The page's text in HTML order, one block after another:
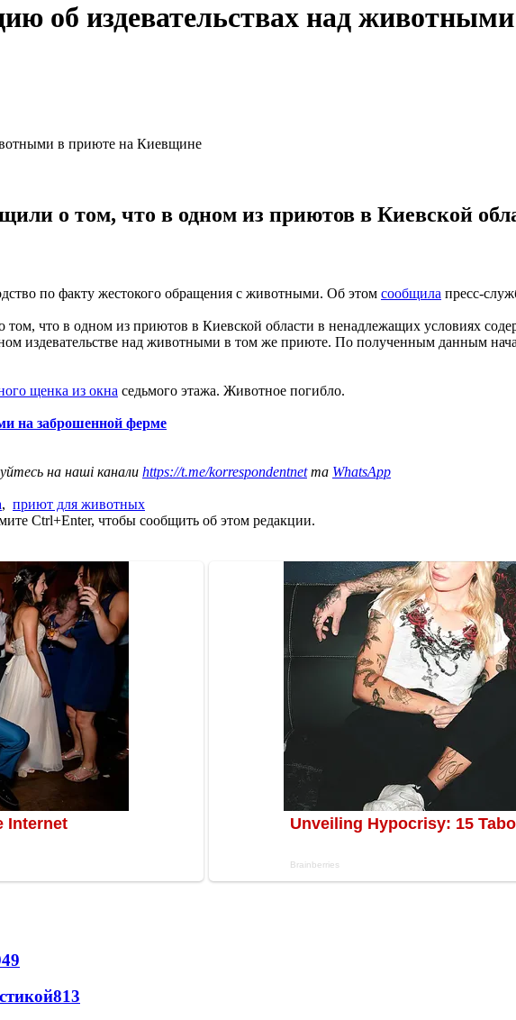
об издевательствах над
о том, что в одном из приютов в Киевской
по факту жестокого обращения с животными. Об этом сообщила пресс-
что в одном из приютов в Киевской области в ненадлежащих условиях
издевательстве над животными в том же приюте. По полученным данным
щенка из окна седьмого этажа. Животное погибло.
на заброшенной ферме
на наші канали https://t.me/korrespondentnetта WhatsApp
, приют для животных
Ctrl+Enter, чтобы сообщить об этом редакции.
813